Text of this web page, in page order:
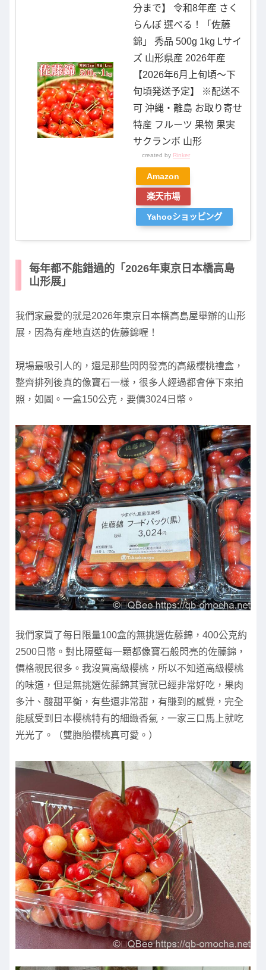
分まで】 令和8年産 さく
らんぼ 選べる！「佐藤
錦」 秀品 500g 1kg Lサイ
ズ 山形県産 2026年産
【2026年6月上旬頃〜下
旬頃発送予定】 ※配送不
可 沖縄・離島 お取り寄せ
特産 フルーツ 果物 果実
サクランボ 山形
created by Rinker
Amazon
楽天市場
Yahooショッピング
每年都不能錯過的「2026年東京日本橋高島
山形展」
我們家最愛的就是2026年東京日本橋高島屋舉辦的山形
展，因為有產地直送的佐藤錦喔！
現場最吸引人的，還是那些閃閃發亮的高級櫻桃禮盒，
整齊排列後真的像寶石一樣，很多人經過都會停下來拍
照，如圖。一盒150公克，要價3024日幣。
我們家買了每日限量100盒的無挑選佐藤錦，400公克約
2500日幣。對比隔壁每一顆都像寶石般閃亮的佐藤錦，
價格親民很多。我沒買高級櫻桃，所以不知道高級櫻桃
的味道，但是無挑選佐藤錦其實就已經非常好吃，果肉
多汁、酸甜平衡，有些還非常甜，有賺到的感覺，完全
能感受到日本櫻桃特有的細緻香氣，一家三口馬上就吃
光光了。（雙胞胎櫻桃真可愛。）